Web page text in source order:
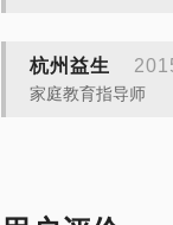
杭州益生
家庭教育指导师